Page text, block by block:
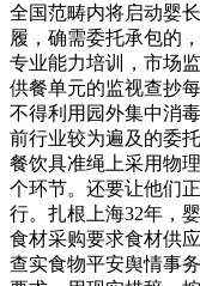
全国范畴内将启动婴
履，确需委托承包的
专业能力培训，市场
供餐单元的监视查抄
不得利用园外集中消
前行业较为遍及的委
餐饮具准绳上采用物
个环节。还要让他们
行。扎根上海32年，
食材采购要求食材供
查实食物平安舆情事